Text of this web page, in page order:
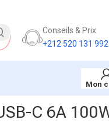
Conseils & Prix
+212 520 131 992
Mon
C 6A